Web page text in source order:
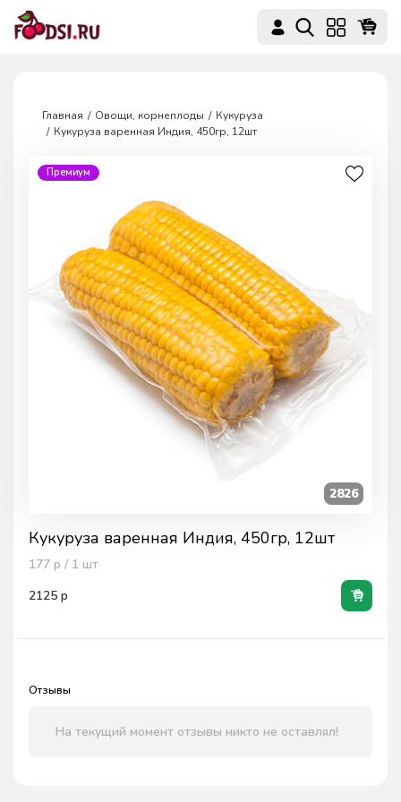
Главная Овощи, корнеплоды
Кукуруза
Кукуруза варенная Индия, 450гр, 12шт
Кукуруза варенная Индия, 450гр, 12шт
177 р / 1 шт
2125 р
2826
Премиум
Отзывы
На текущий момент отзывы никто не оставлял!